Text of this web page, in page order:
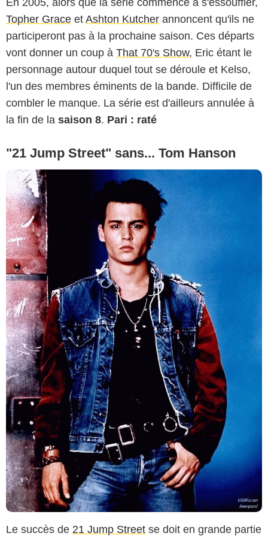
Topher Grace et Ashton Kutcher annoncent qu'ils ne
participeront pas à la prochaine saison. Ces départs
vont donner un coup à That 70's Show, Eric étant le
personnage autour duquel tout se déroule et Kelso,
l'un des membres éminents de la bande. Difficile de
combler le manque. La série est d'ailleurs annulée à
la fin de la saison 8. Pari : raté
"21 Jump Street" sans... Tom Hanson
Le succès de 21 Jump Street se doit en grande partie